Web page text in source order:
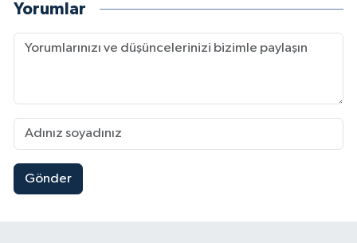
Yorumlar
Gönder